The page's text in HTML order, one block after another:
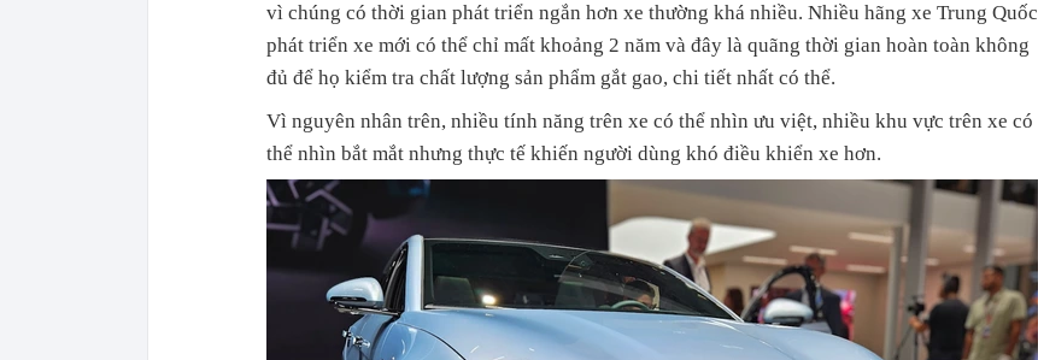
vì chúng có thời gian phát triển ngắn hơn xe thường khá nhiều. Nhiều hãng xe Trung Quốc
phát triển xe mới có thể chỉ mất khoảng 2 năm và đây là quãng thời gian hoàn toàn không
đủ để họ kiểm tra chất lượng sản phẩm gắt gao, chi tiết nhất có thể.
Vì nguyên nhân trên, nhiều tính năng trên xe có thể nhìn ưu việt, nhiều khu vực trên xe có
thể nhìn bắt mắt nhưng thực tế khiến người dùng khó điều khiển xe hơn.